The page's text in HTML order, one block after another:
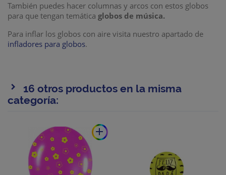
También puedes hacer columnas y arcos con estos globos
para que tengan temática globos de música.
Para inflar los globos con aire visita nuestro apartado de
infladores para globos.
16 otros productos en la misma
categoría:
add